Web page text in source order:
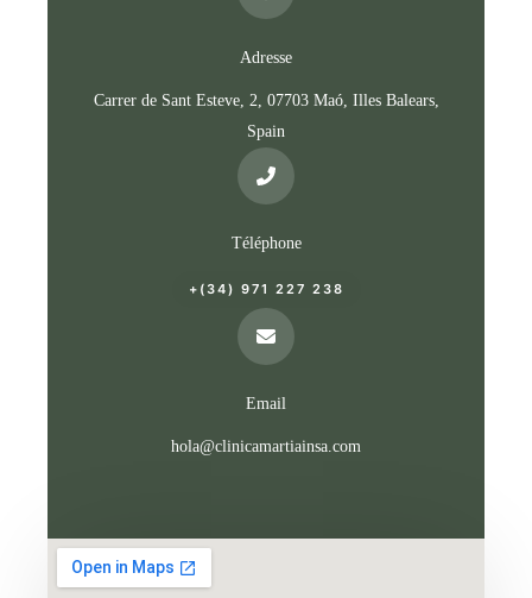
Adresse
Carrer de Sant Esteve, 2, 07703 Maó, Illes Balears,
Spain
Téléphone
+(34) 971 227 238
Email
hola@clinicamartiainsa.com